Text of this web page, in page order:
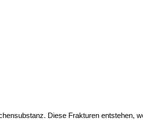
Diese Frakturen entstehen,